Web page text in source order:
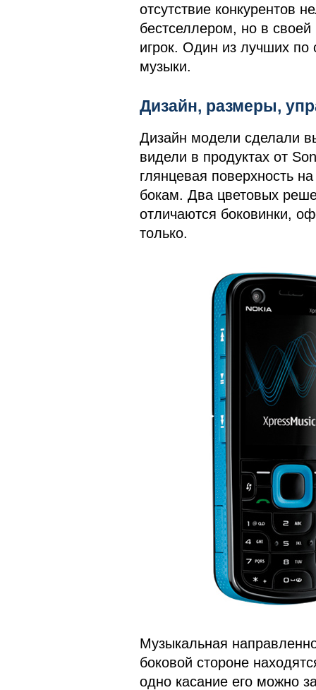
отсутствие конкурентов
бестселлером, но в своей
игрок. Один из лучших по
музыки.
Дизайн, размеры,
Дизайн модели сделали
видели в продуктах от
глянцевая поверхность
бокам. Два цветовых
отличаются боковинки,
только.
Музыкальная
боковой стороне
одно касание его можно